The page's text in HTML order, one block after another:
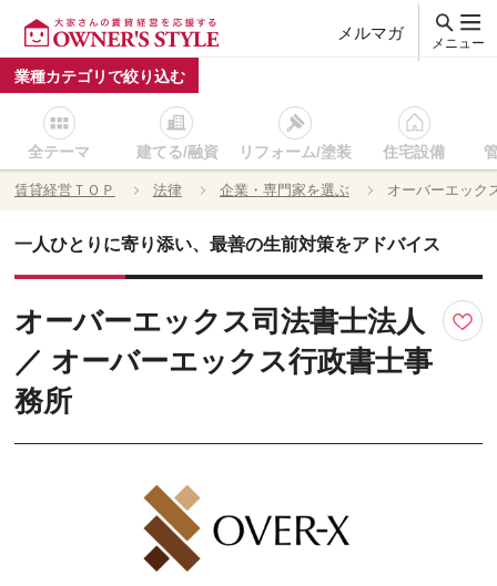
メルマガ
メニュー
業種カテゴリで絞り込む
全テーマ 建てる/融資 リフォーム/塗装 住宅設備
賃貸経営ＴＯＰ 法律 企業・専門家を選ぶ オーバーエック
一人ひとりに寄り添い、最善の生前対策をアドバイス
オーバーエックス司法書士法人
／ オーバーエックス行政書士事
務所